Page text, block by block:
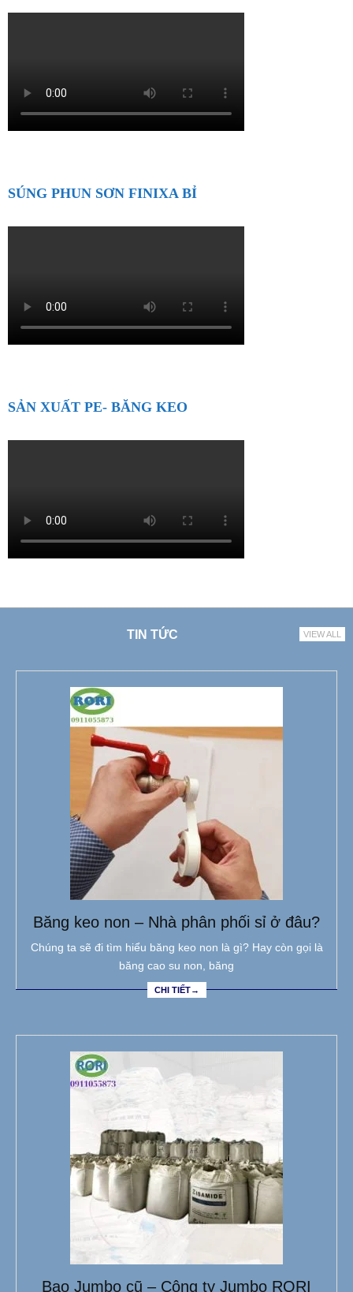
SÚNG PHUN SƠN FINIXA BỈ
SẢN XUẤT PE- BĂNG KEO
TIN TỨC VIEW ALL
Băng keo non – Nhà phân phối sỉ ở đâu?
Chúng ta sẽ đi tìm hiểu băng keo non là gì? Hay còn gọi là
băng cao su non, băng
CHI TIẾT→
Bao Jumbo cũ – Công ty Jumbo RORI